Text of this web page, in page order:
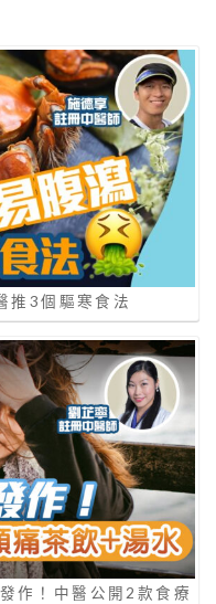
推3個驅寒食法
作！中醫公開2款食療